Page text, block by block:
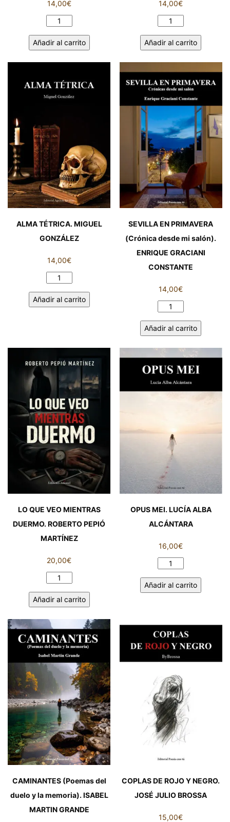
14,00€
DEL
WILK
cantidad
Añadir al carrito
14,00€
DETRÁS
TI.
CAUREL
Añadir al carrito
ALMA TÉTRICA. MIGUEL
GONZÁLEZ
14,00€
ALMA
MIGUEL
Añadir al carrito
SEVILLA EN PRIMAVERA
(Crónica desde mi salón).
ENRIQUE GRACIANI
CONSTANTE
14,00€
SEVILLA
PRIMAVERA
desde
mi
salón).
ENRIQUE
Añadir al carrito
LO QUE VEO MIENTRAS
DUERMO. ROBERTO PEPIÓ
MARTÍNEZ
20,00€
VEO
DUERMO.
ROBERTO
PEPIÓ
MARTÍNEZ
cantidad
Añadir al carrito
OPUS MEI. LUCÍA ALBA
ALCÁNTARA
16,00€
OPUS
LUCÍA
cantidad
Añadir al carrito
CAMINANTES (Poemas del
duelo y la memoria). ISABEL
MARTIN GRANDE
COPLAS DE ROJO Y NEGRO.
JOSÉ JULIO BROSSA
15,00€